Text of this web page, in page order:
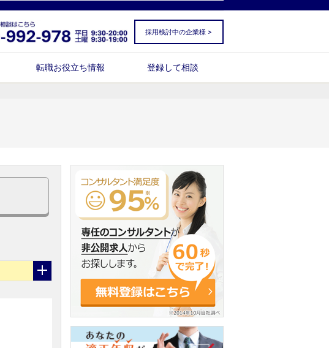
採用検討中の企業様 >
転職お役立ち情報 登録して相談